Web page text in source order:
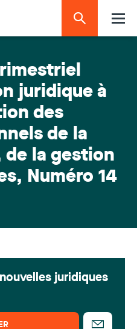
juridique à
des
de la
la gestion
Numéro 14
juridiques